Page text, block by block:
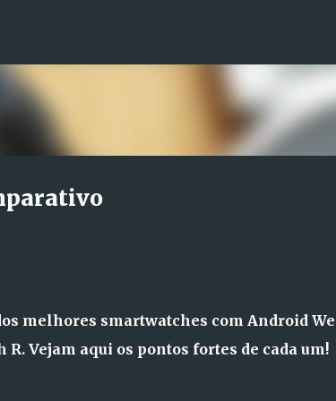
melhores smartwatches com Android
R. Vejam aqui os pontos fortes de cada um!